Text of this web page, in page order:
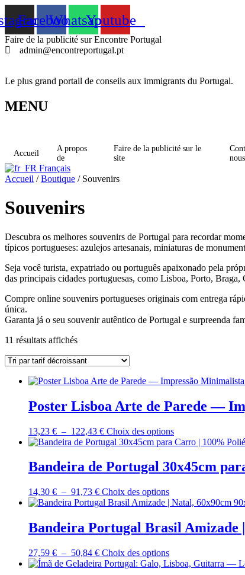
to
content
FacebookWhatsappYoutube
Faire de la publicité sur Encontre Portugal
admin@encontreportugal.pt
Le plus grand portail de conseils aux immigrants du Portugal.
MENU
Accueil
A propos
de
Faire de la publicité sur le
site
nous
Français
Accueil /Boutique / Souvenirs
Souvenirs
Descubra os melhores souvenirs de Portugal para recordar
típicos portugueses: azulejos artesanais, miniaturas de
Seja você turista, expatriado ou português apaixonado pela
das principais cidades portuguesas, como Lisboa, Porto, Braga,
Compre online souvenirs portugueses originais com entrega
única.
Garanta já o seu souvenir autêntico de Portugal e surpreenda
11 résultats affichésTrié
prix
Poster Lisboa Arte de Parede —
13,23 € – 122,43 €Plage
de
13,23 €
à
Choix des optionsCe
produit
plusieurs
variations.
peuvent
choisies
sur
page
du
Bandeira de Portugal 30x45cm
14,30 € – 91,73 €Plage
de
14,30 €
à
Choix des optionsCe
produit
plusieurs
variations.
options
peuvent
Bandeira Portugal Brasil Amizade
27,59 € – 50,84 €Plage
de
Choix des optionsCe
produit